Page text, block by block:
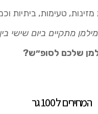
טעימות, ביתיות
ביום שישי בין השעות
שלכם לסופ״ש?
המחירים ל 100 גר